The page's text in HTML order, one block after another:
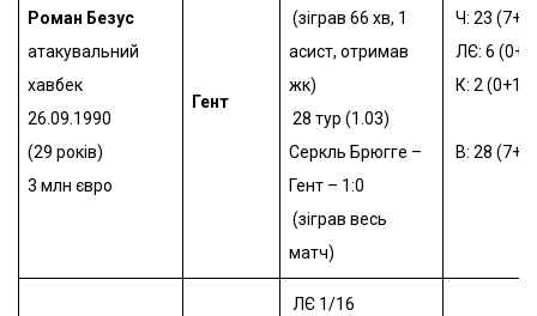
Роман Безус
атакувальний
хавбек
26.09.1990
(29 років)
3 млн євро
Гент
(зіграв 66 хв, 1
асист, отримав
жк)
28 тур (1.03)
Серкль Брюгге –
Гент – 1:0
(зіграв весь
матч)
Ч: 23 (7+1)
ЛЄ: 6
К: 2 (0+1)
В: 28 (7+5)
ЛЄ 1/16